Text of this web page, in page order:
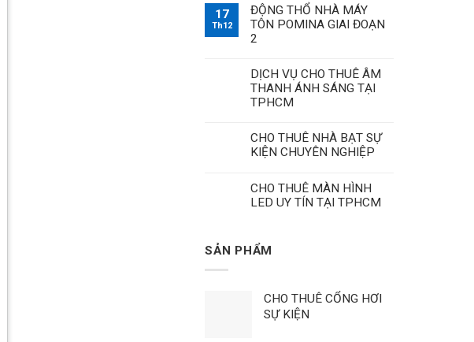
17
Th12
ĐỘNG THỔ NHÀ MÁY
TÔN POMINA GIAI ĐOẠN
2
DỊCH VỤ CHO THUÊ ÂM
THANH ÁNH SÁNG TẠI
TPHCM
CHO THUÊ NHÀ BẠT SỰ
KIỆN CHUYÊN NGHIỆP
CHO THUÊ MÀN HÌNH
LED UY TÍN TẠI TPHCM
SẢN PHẨM
CHO THUÊ CỔNG HƠI
SỰ KIỆN